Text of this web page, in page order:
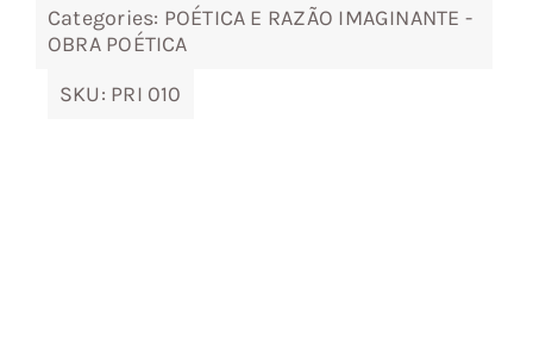
Categories: POÉTICA E RAZÃO IMAGINANTE -
OBRA POÉTICA
SKU: PRI 010